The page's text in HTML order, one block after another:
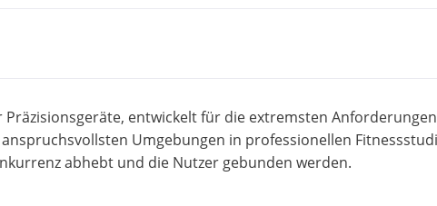
Präzisionsgeräte, entwickelt für die extremsten
Umgebungen in professionellen
abhebt und die Nutzer gebunden werden.